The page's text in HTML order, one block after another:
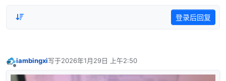
登录后回复
iambingxi写于2026年1月29日 上午2:50
最后由 编辑